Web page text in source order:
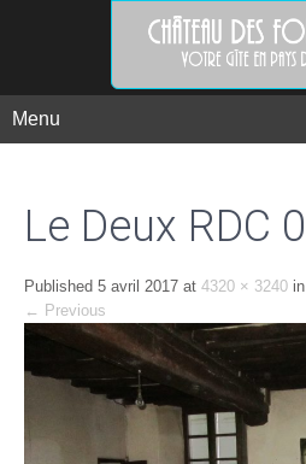
Menu
Le Deux RDC 0
Published 5 avril 2017 at 4320 × 3240 in
← Previous